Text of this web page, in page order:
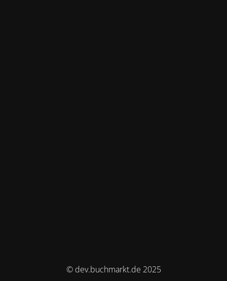
© dev.buchmarkt.de 2025